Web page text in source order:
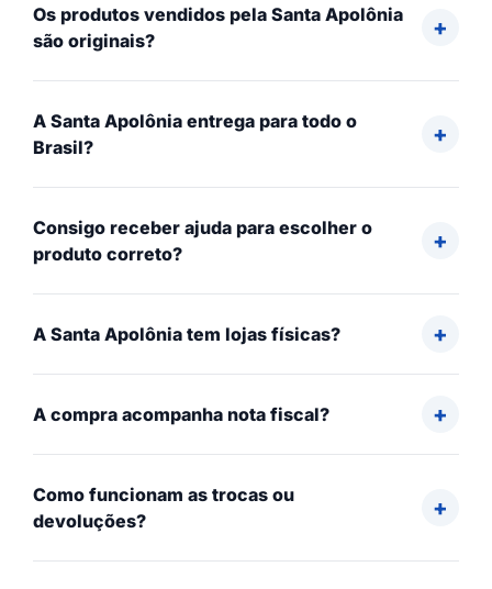
Os produtos vendidos pela Santa Apolônia
são originais?
A Santa Apolônia entrega para todo o
Brasil?
Consigo receber ajuda para escolher o
produto correto?
A Santa Apolônia tem lojas físicas?
A compra acompanha nota fiscal?
Como funcionam as trocas ou
devoluções?